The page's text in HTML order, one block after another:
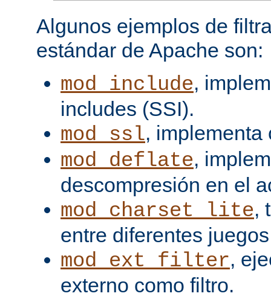
Algunos ejemplos de
estándar de Apache son:
mod_include,
includes (SSI).
mod_ssl, implementa
mod_deflate,
descompresión en el
mod_charset_lite,
entre diferentes
mod_ext_filter,
externo como filtro.